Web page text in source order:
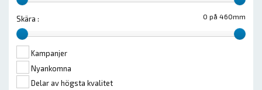
0 på 460mm
Skära :
Kampanjer
Nyankomna
Delar av högsta kvalitet